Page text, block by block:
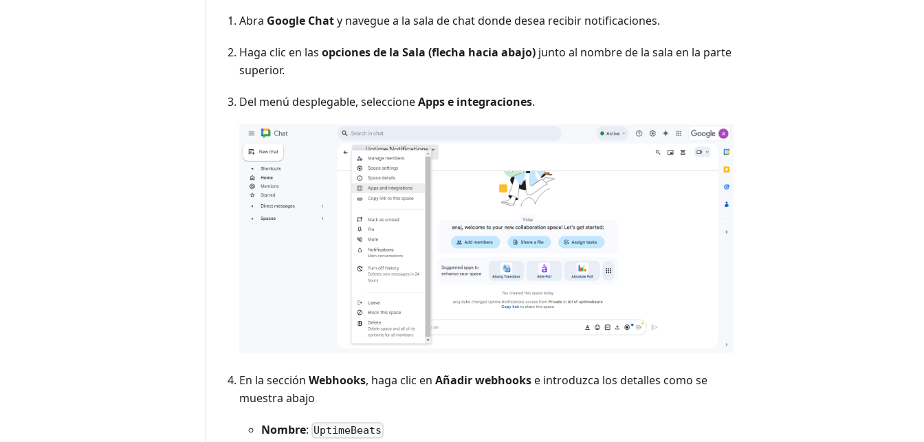
Abra Google Chaty navegue a la sala de chat donde desea recibir notificaciones.
Haga clic en las opciones de la Sala (flecha hacia abajo) junto al nombre de la sala en la parte
superior.
Del menú desplegable, seleccioneApps e integraciones.
En la sección Webhooks, haga clic en Añadir webhookse introduzca los detalles como se
muestra abajo
Nombre: UptimeBeats